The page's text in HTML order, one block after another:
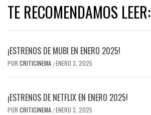
TE RECOMENDAMOS LEER:
¡ESTRENOS DE MUBI EN ENERO 2025!
POR CRITICINEMA /ENERO 3, 2025
¡ESTRENOS DE NETFLIX EN ENERO 2025!
POR CRITICINEMA /ENERO 3, 2025